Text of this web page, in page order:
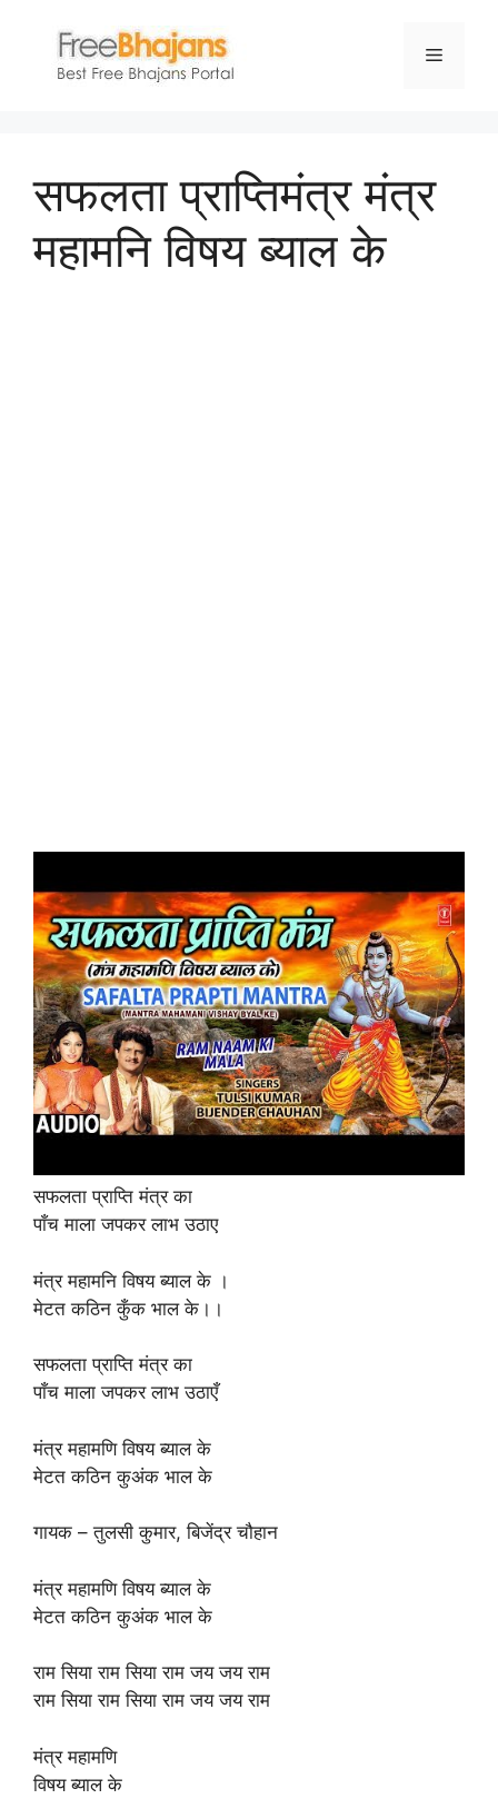
content
Menu
सफलता प्राप्तिमंत्र मंत्र
महामनि विषय ब्याल के
सफलता प्राप्ति मंत्र का
पाँच माला जपकर लाभ उठाए
मंत्र महामनि विषय ब्याल के ।
मेटत कठिन कुँक भाल के।।
सफलता प्राप्ति मंत्र का
पाँच माला जपकर लाभ उठाएँ
मंत्र महामणि विषय ब्याल के
मेटत कठिन कुअंक भाल के
गायक – तुलसी कुमार, बिजेंद्र चौहान
मंत्र महामणि विषय ब्याल के
मेटत कठिन कुअंक भाल के
राम सिया राम सिया राम जय जय राम
राम सिया राम सिया राम जय जय राम
मंत्र महामणि
विषय ब्याल के